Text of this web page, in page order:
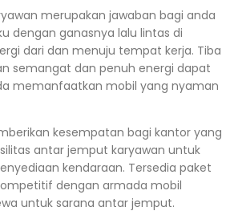
merupakan jawaban bagi anda
dengan ganasnya lalu lintas di
dari dan menuju tempat kerja. Tiba
semangat dan penuh energi dapat
memanfaatkan mobil yang nyaman
kesempatan bagi kantor yang
antar jemput karyawan untuk
kendaraan. Tersedia paket
dengan armada mobil
untuk sarana antar jemput.